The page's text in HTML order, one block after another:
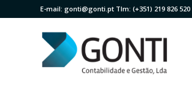
E-mail: gonti@gonti.pt Tlm: (+351) 219 826 520